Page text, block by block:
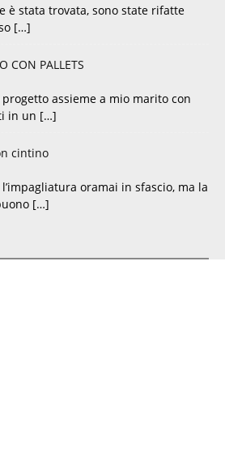
è stata trovata, sono state rifatte
[…]
CON PALLETS
assieme a mio marito con
in un […]
cintino
oramai in sfascio, ma la
[…]